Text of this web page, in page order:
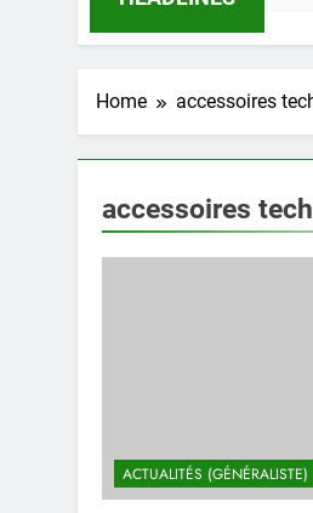
Home accessoires
accessoires
ACTUALITÉS (GÉNÉRALISTE)